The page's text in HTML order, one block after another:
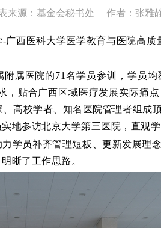
来源：基金会秘书处 作者：张雅
-广西医科大学医学教育与医院高质
附属医院的71名学员参训，学员
贴合广西区域医疗发展实际痛
高校学者、知名医院管理者组成
地参访北京大学第三医院 ，直观
学员补齐管理短板、更新发展理
晰了工作思路。